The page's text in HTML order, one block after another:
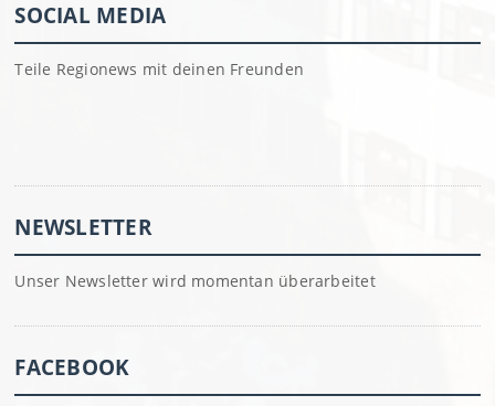
SOCIAL MEDIA
Teile Regionews mit deinen Freunden
NEWSLETTER
Unser Newsletter wird momentan überarbeitet
FACEBOOK